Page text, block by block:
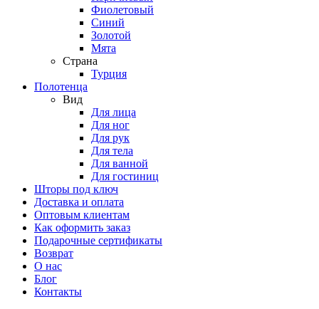
Фиолетовый
Синий
Золотой
Мята
Страна
Турция
Полотенца
Вид
Для лица
Для ног
Для рук
Для тела
Для ванной
Для гостиниц
Шторы под ключ
Доставка и оплата
Оптовым клиентам
Как оформить заказ
Подарочные сертификаты
Возврат
О нас
Блог
Контакты